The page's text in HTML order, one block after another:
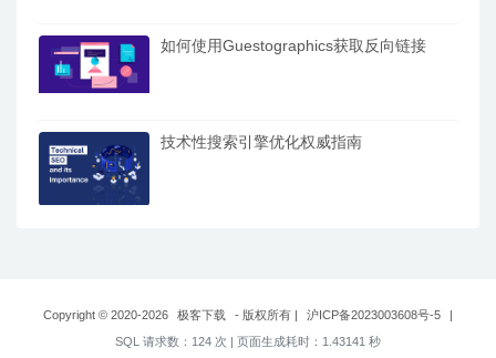
如何使用Guestographics获取反向链接
技术性搜索引擎优化权威指南
Copyright © 2020-2026 极客下载 - 版权所有 | 沪ICP备2023003608号-5
|
SQL 请求数：124 次 | 页面生成耗时：1.43141 秒